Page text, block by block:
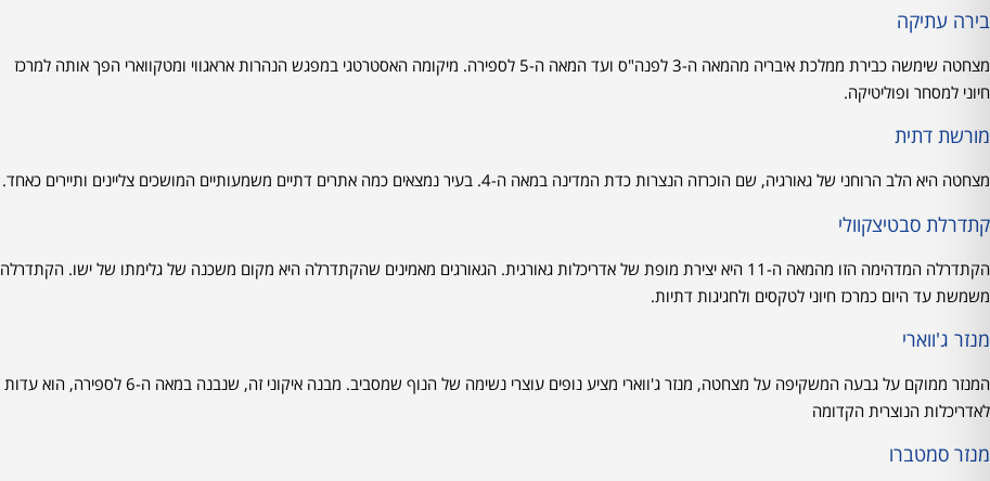
בירה עתיקה
מצחטה שימשה כבירת ממלכת איבריה מהמאה ה-3 לפנה"ס ועד המאה ה-5 לספירה. מיקומה האסטרטגי במפגש הנהרות אראגווי ומטקווארי הפך אותה למרכז
חיוני למסחר ופוליטיקה.
מורשת דתית
מצחטה היא הלב הרוחני של גאורגיה, שם הוכרזה הנצרות כדת המדינה במאה ה-4. בעיר נמצאים כמה אתרים דתיים משמעותיים המושכים צליינים ותיירים כאחד.
קתדרלת סבטיצקוולי
הקתדרלה המדהימה הזו מהמאה ה-11 היא יצירת מופת של אדריכלות גאורגית. הגאורגים מאמינים שהקתדרלה היא מקום משכנה של גלימתו של ישו. הקתדרלה
משמשת עד היום כמרכז חיוני לטקסים ולחגיגות דתיות.
מנזר ג'ווארי
המנזר ממוקם על גבעה המשקיפה על מצחטה, מנזר ג'ווארי מציע נופים עוצרי נשימה של הנוף שמסביב. מבנה איקוני זה, שנבנה במאה ה-6 לספירה, הוא עדות
לאדריכלות הנוצרית הקדומה
מנזר סמטברו